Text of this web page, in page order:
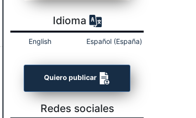
Idioma
English Español (España)
Quiero publicar
Redes sociales